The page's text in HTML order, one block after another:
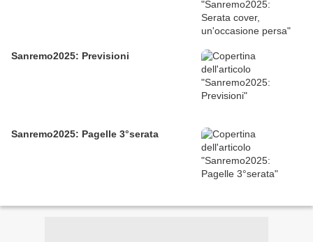
Sanremo2025: Previsioni
Sanremo2025: Pagelle 3°serata